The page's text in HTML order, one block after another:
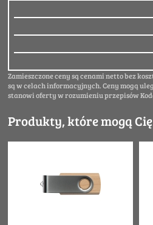
Zamieszczone ceny są cenami netto bez
są w celach informacyjnych. Ceny mogą
stanowi oferty w rozumieniu przepisów
Produkty, które mogą